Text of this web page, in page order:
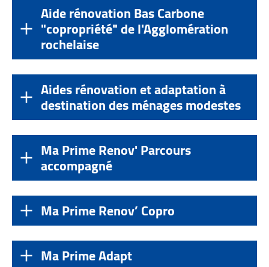
Aide rénovation Bas Carbone
"copropriété" de l'Agglomération
rochelaise
Aides rénovation et adaptation à
destination des ménages modestes
Ma Prime Renov' Parcours
accompagné
Ma Prime Renov’ Copro
Ma Prime Adapt